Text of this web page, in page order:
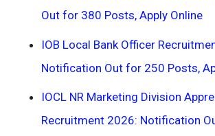
Out for 380 Posts, Apply Online
IOB Local Bank Officer
Notification Out for 250 Posts,
IOCL NR Marketing Division
Recruitment 2026: Notification